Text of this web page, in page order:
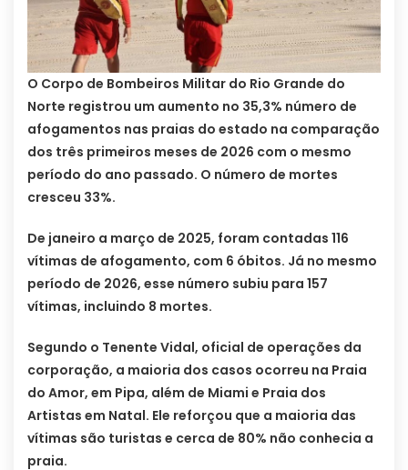
O Corpo de Bombeiros Militar do Rio Grande do
Norte registrou um aumento no 35,3% número de
afogamentos nas praias do estado na comparação
dos três primeiros meses de 2026 com o mesmo
período do ano passado. O número de mortes
cresceu 33%.
De janeiro a março de 2025, foram contadas 116
vítimas de afogamento, com 6 óbitos. Já no mesmo
período de 2026, esse número subiu para 157
vítimas, incluindo 8 mortes.
Segundo o Tenente Vidal, oficial de operações da
corporação, a maioria dos casos ocorreu na Praia
do Amor, em Pipa, além de Miami e Praia dos
Artistas em Natal. Ele reforçou que a maioria das
vítimas são turistas e cerca de 80% não conhecia a
praia.